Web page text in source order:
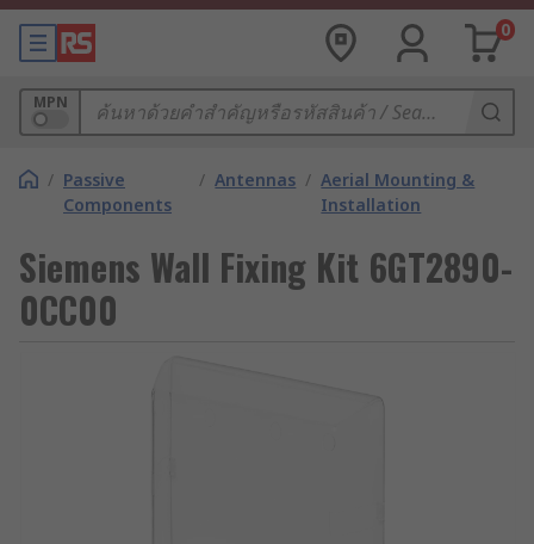
0
MPN
/ Passive
Components
/ Antennas / Aerial Mounting &
Installation
Siemens Wall Fixing Kit 6GT2890-
0CC00